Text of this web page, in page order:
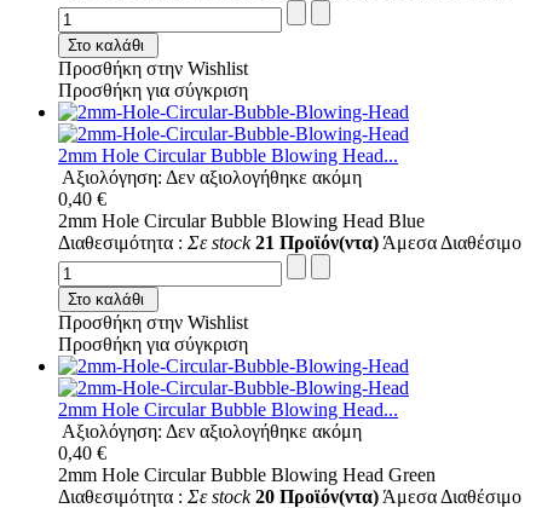
Στο καλάθι
Προσθήκη στην Wishlist
Προσθήκη για σύγκριση
2mm Hole Circular Bubble Blowing Head...
Αξιολόγηση: Δεν αξιολογήθηκε ακόμη
0,40 €
2mm Hole Circular Bubble Blowing Head Blue
Διαθεσιμότητα : Σε stock 21 Προϊόν(ντα) Άμεσα Διαθέσιμο
Στο καλάθι
Προσθήκη στην Wishlist
Προσθήκη για σύγκριση
2mm Hole Circular Bubble Blowing Head...
Αξιολόγηση: Δεν αξιολογήθηκε ακόμη
0,40 €
2mm Hole Circular Bubble Blowing Head Green
Διαθεσιμότητα : Σε stock 20 Προϊόν(ντα) Άμεσα Διαθέσιμο